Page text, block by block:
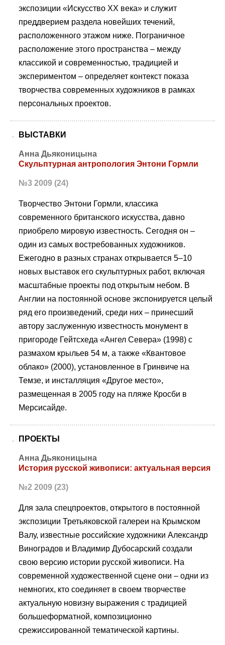
экспозиции «Искусство ХХ века» и служит
преддверием раздела новейших течений,
расположенного этажом ниже. Пограничное
расположение этого пространства – между
классикой и современностью, традицией и
экспериментом – определяет контекст показа
творчества современных художников в рамках
персональных проектов.
ВЫСТАВКИ
Анна Дьяконицына
Скульптурная антропология Энтони Гормли
№3 2009 (24)
Творчество Энтони Гормли, классика
современного британского искусства, давно
приобрело мировую известность. Сегодня он –
один из самых востребованных художников.
Ежегодно в разных странах открывается 5–10
новых выставок его скульптурных работ, включая
масштабные проекты под открытым небом. В
Англии на постоянной основе экспонируется целый
ряд его произведений, среди них – принесший
автору заслуженную известность монумент в
пригороде Гейтсхеда «Ангел Севера» (1998) с
размахом крыльев 54 м, а также «Квантовое
облако» (2000), установленное в Гринвиче на
Темзе, и инсталляция «Другое место»,
размещенная в 2005 году на пляже Кросби в
Мерсисайде.
ПРОЕКТЫ
Анна Дьяконицына
История русской живописи: актуальная версия
№2 2009 (23)
Для зала спецпроектов, открытого в постоянной
экспозиции Третьяковской галереи на Крымском
Валу, известные российские художники Александр
Виноградов и Владимир Дубосарский создали
свою версию истории русской живописи. На
современной художественной сцене они – одни из
немногих, кто соединяет в своем творчестве
актуальную новизну выражения с традицией
большеформатной, композиционно
срежиссированной тематической картины.